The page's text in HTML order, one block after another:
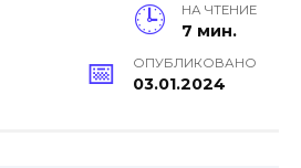
НА ЧТЕНИЕ
7 мин.
ОПУБЛИКОВАНО
03.01.2024